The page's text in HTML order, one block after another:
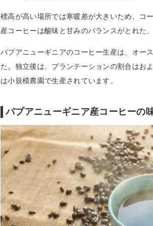
標高が高い場所では寒暖差が大きいため、コ
産コーヒーは酸味と甘みのバランスがとれた
パプアニューギニアのコーヒー生産は、オー
た。独立後は、プランテーションの割合はお
は小規模農園で生産されています。
パプアニューギニア産コーヒーの